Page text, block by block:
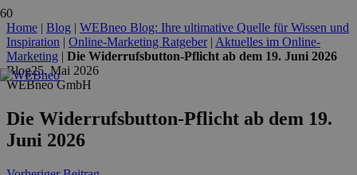
Home | Blog | WEBneo Blog: Ihre ultimative Quelle für Wissen und
Inspiration | Online-Marketing Ratgeber| Aktuelles im Online-
Marketing | Die Widerrufsbutton-Pflicht ab dem 19. Juni 2026
Blog25. Mai 2026
WEBneo GmbH
Die Widerrufsbutton-Pflicht ab dem 19.
Juni 2026